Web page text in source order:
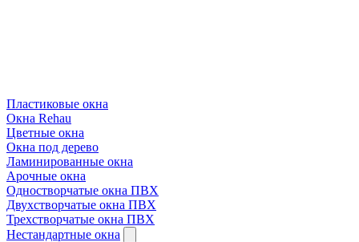
Пластиковые окна
Окна Rehau
Цветные окна
Окна под дерево
Ламинированные окна
Арочные окна
Одностворчатые окна ПВХ
Двухстворчатые окна ПВХ
Трехстворчатые окна ПВХ
Нестандартные окна